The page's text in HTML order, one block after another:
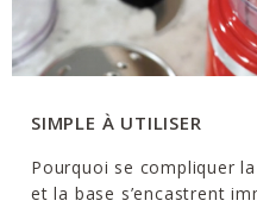
SIMPLE À UTILISER
Pourquoi se compliquer
et la base s’encastrent